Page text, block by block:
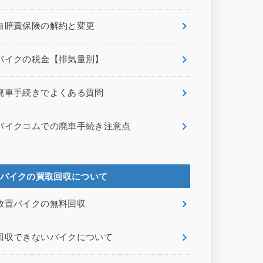
賠責保険の解約と変更
イクの税金【排気量別】
車手続きでよくある質問
イクコムでの廃車手続き注意点
バイクの買取回収について
置バイクの無料回収
収できないバイクについて